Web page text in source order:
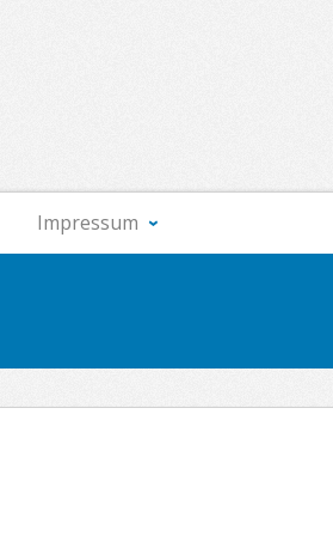
Impressum